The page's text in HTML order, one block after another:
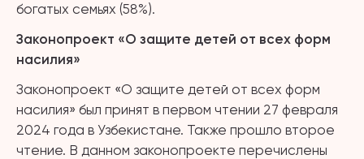
богатых семьях (58%).
Законопроект «О защите детей от всех форм
насилия»
Законопроект «О защите детей от всех форм
насилия» был принят в первом чтении 27 февраля
2024 года в Узбекистане. Также прошло второе
чтение. В данном законопроекте перечислены